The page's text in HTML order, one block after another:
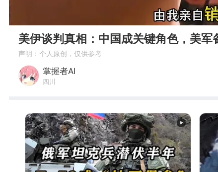
美伊谈判真相：中国成关键角色，美军
声明：个人原创，仅供参考
掌握者AI
四川